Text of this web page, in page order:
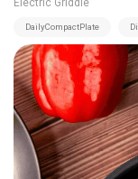
DailyCompactPlate